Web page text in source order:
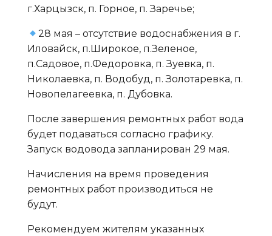
г.Харцызск, п. Горное, п. Заречье;
28 мая – отсутствие водоснабжения в г.
Иловайск, п.Широкое, п.Зеленое,
п.Садовое, п.Федоровка, п. Зуевка, п.
Николаевка, п. Водобуд, п. Золотаревка, п.
Новопелагеевка, п. Дубовка.
После завершения ремонтных работ вода
будет подаваться согласно графику.
Запуск водовода запланирован 29 мая.
Начисления на время проведения
ремонтных работ производиться не
будут.
Рекомендуем жителям указанных